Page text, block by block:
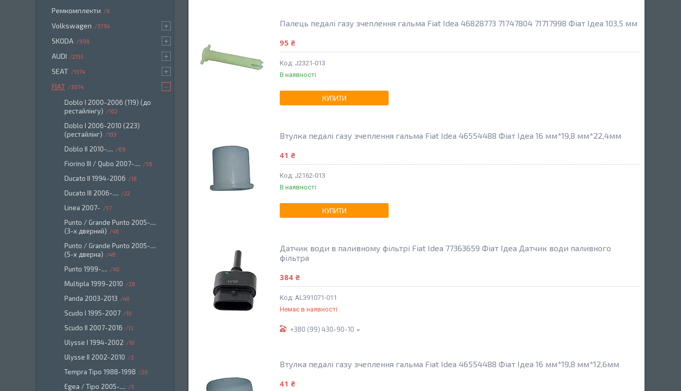
Палець педалі газу зчеплення гальма Fiat Idea 46828773 71747804 71717998 Фіат Ідеа 103,5 мм
95 ₴
J2321-013
В наявності
КУПИТИ
Втулка педалі газу зчеплення гальма Fiat Idea 46554488 Фіат Ідеа 16 мм*19,8 мм*22,4мм
41 ₴
J2162-013
В наявності
КУПИТИ
Датчик води в паливному фільтрі Fiat Idea 77363659 Фіат Ідеа Датчик води паливного
фільтра
384 ₴
AL391071-011
Немає в наявності
+380 (99) 430-90-10
Втулка педалі газу зчеплення гальма Fiat Idea 46554488 Фіат Ідеа 16 мм*19,8 мм*12,6мм
41 ₴
Ремкомплекти 6
Volkswagen 3794
SKODA 998
AUDI 2155
SEAT 1374
FIAT 3074
Doblo I 2000-2006 (119) (до
рестайлінгу)
102
Doblo I 2006-2010 (223)
(рестайлінг)
103
Doblo II 2010-.... 69
Fiorino III / Qubo 2007-.... 56
Ducato II 1994-2006 18
Ducato III 2006-.... 22
Linea 2007- 57
Punto / Grande Punto 2005-....
(3-х дверний)
46
Punto / Grande Punto 2005-....
(5-х дверна)
48
Punto 1999-.... 40
Multipla 1999-2010 26
Panda 2003-2013 40
Scudo I 1995-2007 10
Scudo II 2007-2016 13
Ulysse I 1994-2002 10
Ulysse II 2002-2010 3
Tempra Tipo 1988-1998 20
Egea / Tipo 2005-.... 5